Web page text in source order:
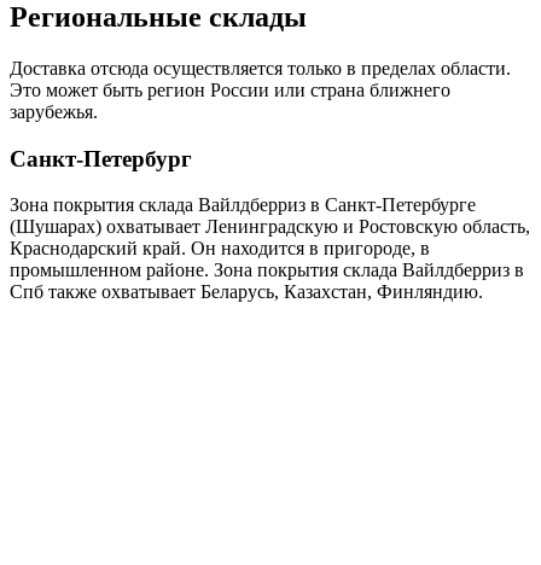
Региональные склады
Доставка отсюда осуществляется только в пределах области.
Это может быть регион России или страна ближнего
зарубежья.
Санкт-Петербург
Зона покрытия склада Вайлдберриз в Санкт-Петербурге
(Шушарах) охватывает Ленинградскую и Ростовскую область,
Краснодарский край. Он находится в пригороде, в
промышленном районе. Зона покрытия склада Вайлдберриз в
Спб также охватывает Беларусь, Казахстан, Финляндию.